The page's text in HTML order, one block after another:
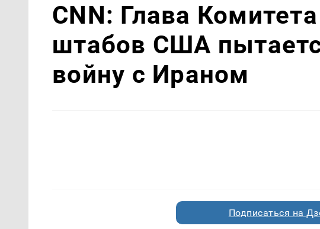
CNN: Глава
штабов США
войну с Ираном
Подписаться на